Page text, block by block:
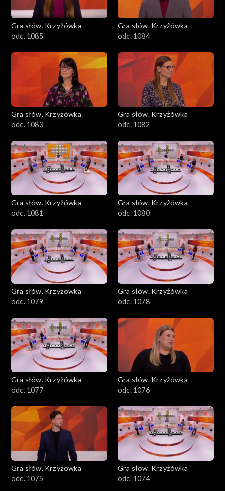
Gra słów. Krzyżówka
odc. 1085
Gra słów. Krzyżówka
odc. 1084
Gra słów. Krzyżówka
odc. 1083
Gra słów. Krzyżówka
odc. 1082
Gra słów. Krzyżówka
odc. 1081
Gra słów. Krzyżówka
odc. 1080
Gra słów. Krzyżówka
odc. 1079
Gra słów. Krzyżówka
odc. 1078
Gra słów. Krzyżówka
odc. 1077
Gra słów. Krzyżówka
odc. 1076
Gra słów. Krzyżówka
odc. 1075
Gra słów. Krzyżówka
odc. 1074